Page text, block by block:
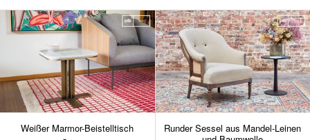
Weißer Marmor-Beistelltisch
Runder Sessel aus Mandel-Leinen